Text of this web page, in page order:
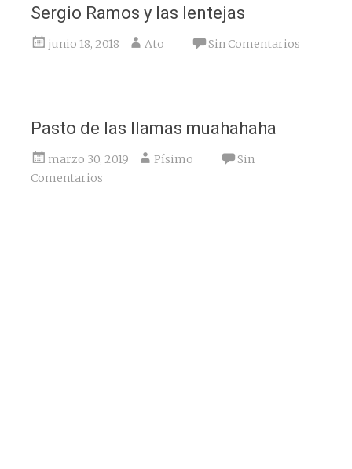
Sergio Ramos y las lentejas
junio 18, 2018 Ato Sin Comentarios
Pasto de las llamas muahahaha
marzo 30, 2019 Písimo
Sin
Comentarios